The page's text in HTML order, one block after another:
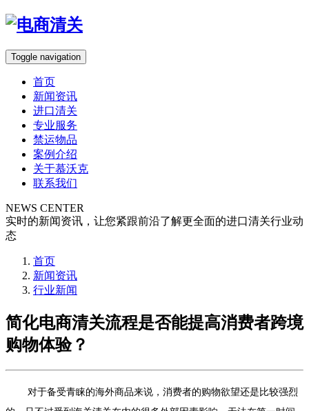
Toggle navigation
首页
新闻资讯
进口清关
专业服务
禁运物品
案例介绍
关于慕沃克
联系我们
NEWS CENTER
实时的新闻资讯，让您紧跟前沿了解更全面的进口清关行业动
态
首页
新闻资讯
行业新闻
简化电商清关流程是否能提高消费者跨境
购物体验？
对于备受青睐的海外商品来说，消费者的购物欲望还是比较强烈